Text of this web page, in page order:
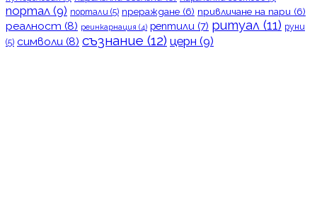
портал (9) портали (5) прераждане (6) привличане на пари (6)
реалност (8) реинкарнация (4) рептили (7) ритуал (11) руни
(5) символи (8) съзнание (12) церн (9)